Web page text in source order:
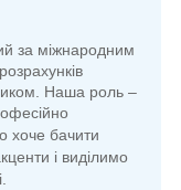
за міжнародним
Наша роль –
хоче бачити
і виділимо